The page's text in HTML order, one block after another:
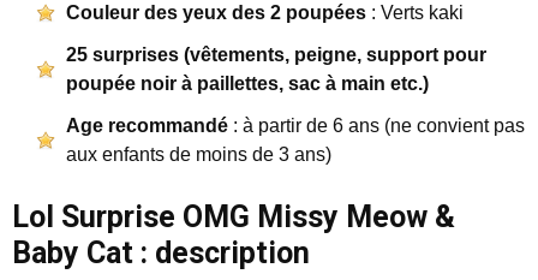
Couleur des yeux des 2 poupées : Verts kaki
25 surprises (vêtements, peigne, support pour
poupée noir à paillettes, sac à main etc.)
Age recommandé : à partir de 6 ans (ne convient pas
aux enfants de moins de 3 ans)
Lol Surprise OMG Missy Meow &
Baby Cat : description